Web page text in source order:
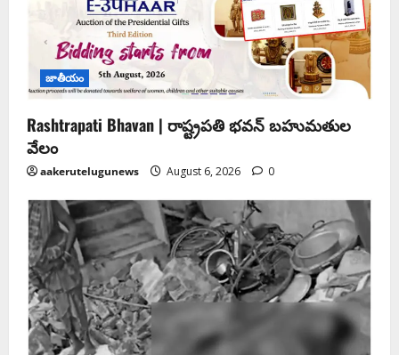
జాతీయం
Rashtrapati Bhavan | రాష్ట్రపతి భవన్ బహుమతుల
వేలం
aakerutelugunews August 6, 2026 0